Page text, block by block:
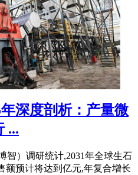
深度剖析：产量微
...
智）调研统计,2031年全球生石
额预计将达到亿元,年复合增长